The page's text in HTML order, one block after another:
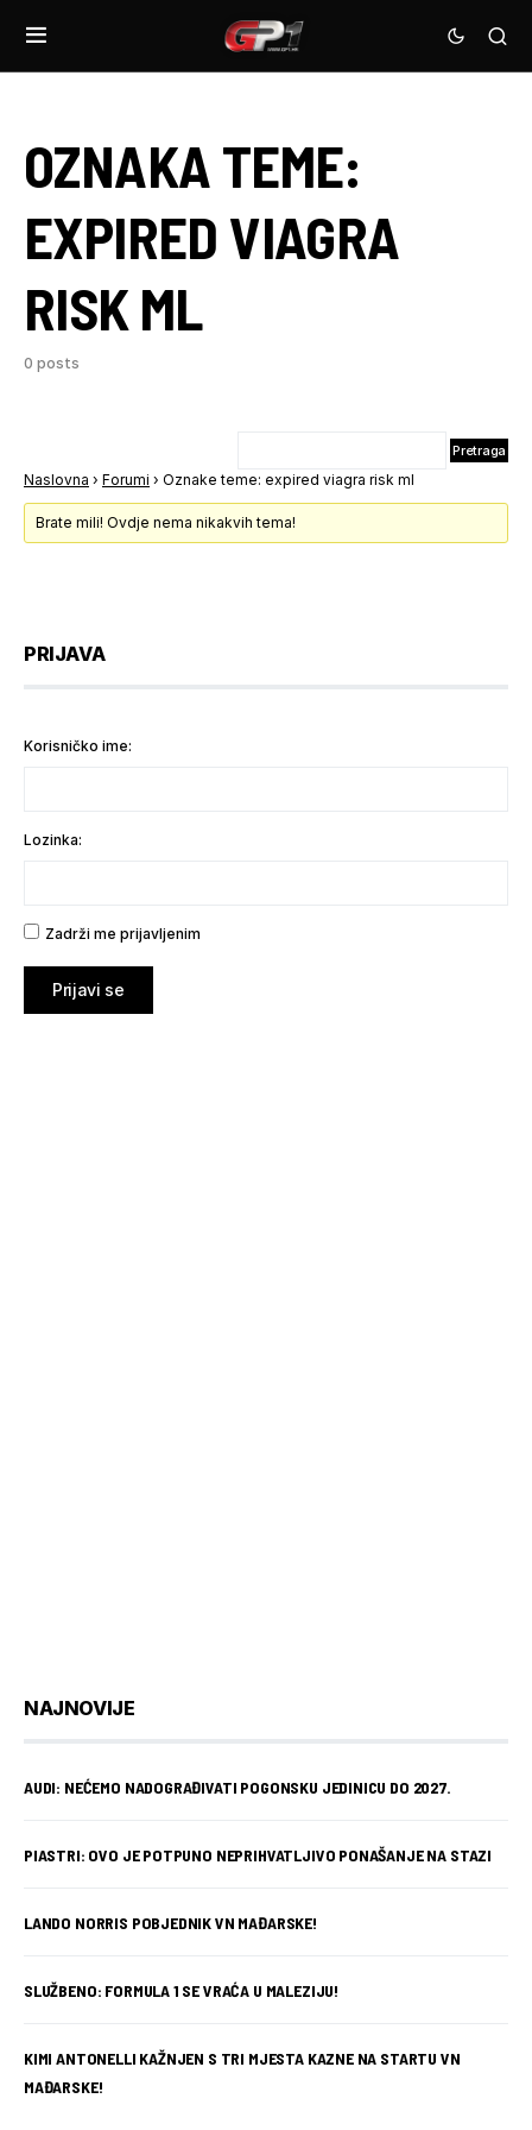
OZNAKA TEME:
EXPIRED VIAGRA
RISK ML
0 posts
Naslovna › Forumi › Oznake teme: expired viagra risk ml
Brate mili! Ovdje nema nikakvih tema!
PRIJAVA
Korisničko ime:
Lozinka:
Zadrži me prijavljenim
Prijavi se
NAJNOVIJE
AUDI: NEĆEMO NADOGRAĐIVATI POGONSKU JEDINICU DO 2027.
PIASTRI: OVO JE POTPUNO NEPRIHVATLJIVO PONAŠANJE NA STAZI
LANDO NORRIS POBJEDNIK VN MAĐARSKE!
SLUŽBENO: FORMULA 1 SE VRAĆA U MALEZIJU!
KIMI ANTONELLI KAŽNJEN S TRI MJESTA KAZNE NA STARTU VN
MAĐARSKE!